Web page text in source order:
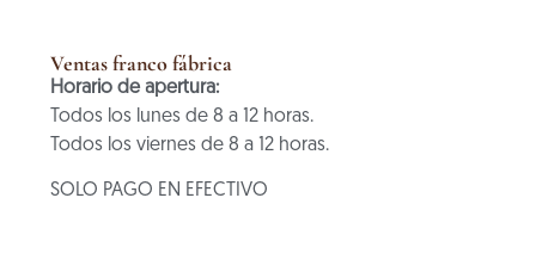
Ventas franco fábrica
Horario de apertura:
Todos los lunes de 8 a 12 horas.
Todos los viernes de 8 a 12 horas.
SOLO PAGO EN EFECTIVO